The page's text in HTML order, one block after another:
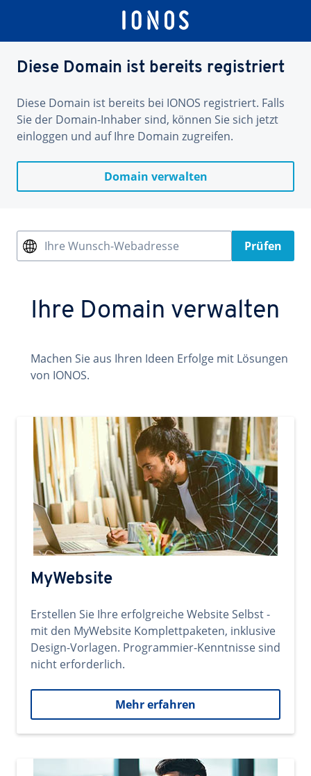
Diese Domain ist bereits registriert
Diese Domain ist bereits bei IONOS registriert. Falls
Sie der Domain-Inhaber sind, können Sie sich jetzt
einloggen und auf Ihre Domain zugreifen.
Domain verwalten
Ihre Wunsch-Webadresse Prüfen
Ihre Domain verwalten
Machen Sie aus Ihren Ideen Erfolge mit Lösungen
von IONOS.
MyWebsite
Erstellen Sie Ihre erfolgreiche Website Selbst -
mit den MyWebsite Komplettpaketen, inklusive
Design-Vorlagen. Programmier-Kenntnisse sind
nicht erforderlich.
Mehr erfahren